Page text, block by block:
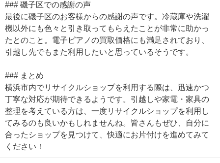
### 磯子区での感謝の声
最後に磯子区のお客様からの感謝の声です。冷蔵庫や洗濯
機以外にも色々と引き取ってもらえたことが非常に助かっ
たとのこと。電子ピアノの買取価格にも満足されており、
引越し先でもまた利用したいと思っているそうです。
### まとめ
横浜市内でリサイクルショップを利用する際は、迅速かつ
丁寧な対応が期待できるようです。引越しや家電・家具の
整理を考えている方は、一度リサイクルショップを利用し
てみるのも良いかもしれませんね。皆さんもぜひ、自分に
合ったショップを見つけて、快適にお片付けを進めてみて
ください！